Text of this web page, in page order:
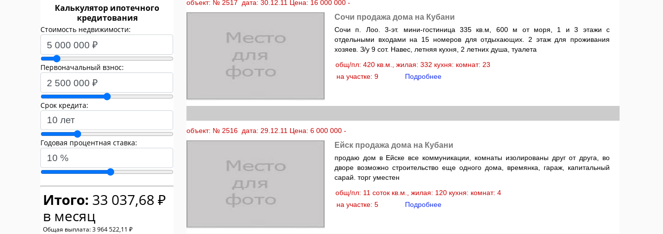
объект: № 2517 дата: 30.12.11 Цена: 16 000 000 -
Сочи продажа дома на Кубани
Сочи п. Лоо. 3-эт. мини-гостиница 335 кв.м, 600 м от моря, 1 и 3 этажи с
отдельными входами на 15 номеров для отдыхающих. 2 этаж для проживания
хозяев. З/у 9 сот. Навес, летняя кухня, 2 летних душа, туалета
общ/пл: 420 кв.м., жилая: 332 кухня: комнат: 23
на участке: 9
Подробнее
объект: № 2516 дата: 29.12.11 Цена: 6 000 000 -
Ейск продажа дома на Кубани
продаю дом в Ейске все коммуникации, комнаты изолированы друг от друга, во
дворе возможно строительство еще одного дома, времянка, гараж, капитальный
сарай. торг уместен
общ/пл: 11 соток кв.м., жилая: 120 кухня: комнат: 4
на участке: 5
Подробнее
Калькулятор ипотечного
кредитования
Стоимость недвижимости:
Первоначальный взнос:
Срок кредита:
Годовая процентная ставка:
Итого: 33 037,68 ₽
в месяц
Общая выплата: 3 964 522,11 ₽